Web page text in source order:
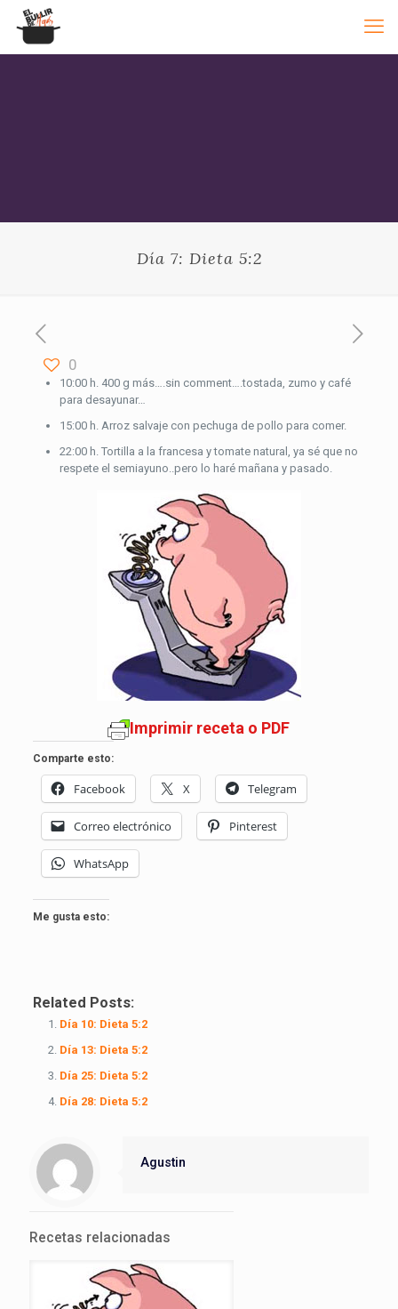
Día 7: Dieta 5:2
0
10:00 h. 400 g más….sin comment….tostada, zumo y café
para desayunar…
15:00 h. Arroz salvaje con pechuga de pollo para comer.
22:00 h. Tortilla a la francesa y tomate natural, ya sé que no
respete el semiayuno..pero lo haré mañana y pasado.
Imprimir receta o PDF
Comparte esto:
Facebook X Telegram
Correo electrónico Pinterest
WhatsApp
Me gusta esto:
Related Posts:
Día 10: Dieta 5:2
Día 13: Dieta 5:2
Día 25: Dieta 5:2
Día 28: Dieta 5:2
Agustin
Recetas relacionadas